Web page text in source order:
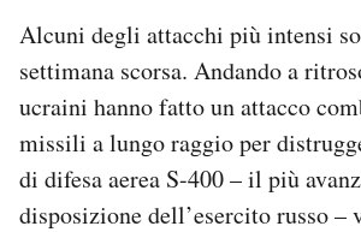
Alcuni degli attacchi più intensi
settimana scorsa. Andando a
ucraini hanno fatto un attacco
missili a lungo raggio per
di difesa aerea S-400 – il più
disposizione dell’esercito russo –